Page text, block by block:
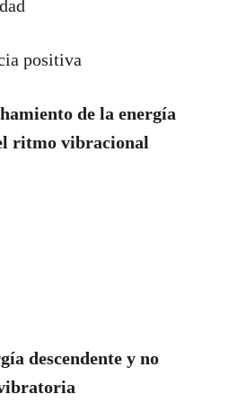
positiva
de la energía
ritmo vibracional
descendente y no